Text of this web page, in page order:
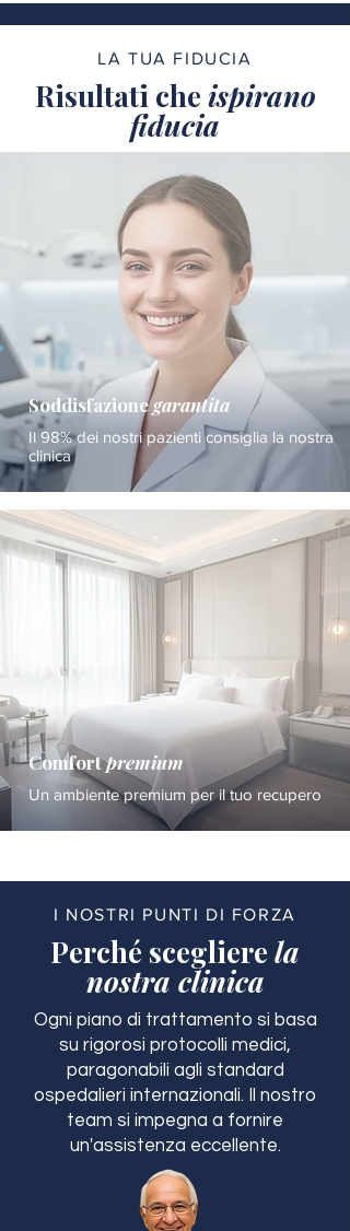
LA TUA FIDUCIA
Risultati che ispirano
fiducia
Soddisfazionegarantita
Il 98% dei nostri pazienti consiglia la nostra
clinica
Comfortpremium
Un ambiente premium per il tuo recupero
I NOSTRI PUNTI DI FORZA
Perché scegliere la
nostra clinica
Ogni piano di trattamento si basa
su rigorosi protocolli medici,
paragonabili agli standard
ospedalieri internazionali. Il nostro
team si impegna a fornire
un'assistenza eccellente.